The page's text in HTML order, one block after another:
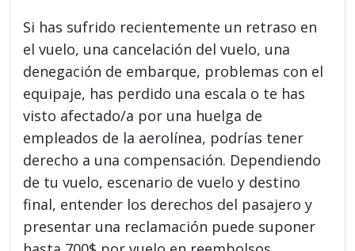
Si has sufrido recientemente un retraso en
el vuelo, una cancelación del vuelo, una
denegación de embarque, problemas con el
equipaje, has perdido una escala o te has
visto afectado/a por una huelga de
empleados de la aerolínea, podrías tener
derecho a una compensación. Dependiendo
de tu vuelo, escenario de vuelo y destino
final, entender los derechos del pasajero y
presentar una reclamación puede suponer